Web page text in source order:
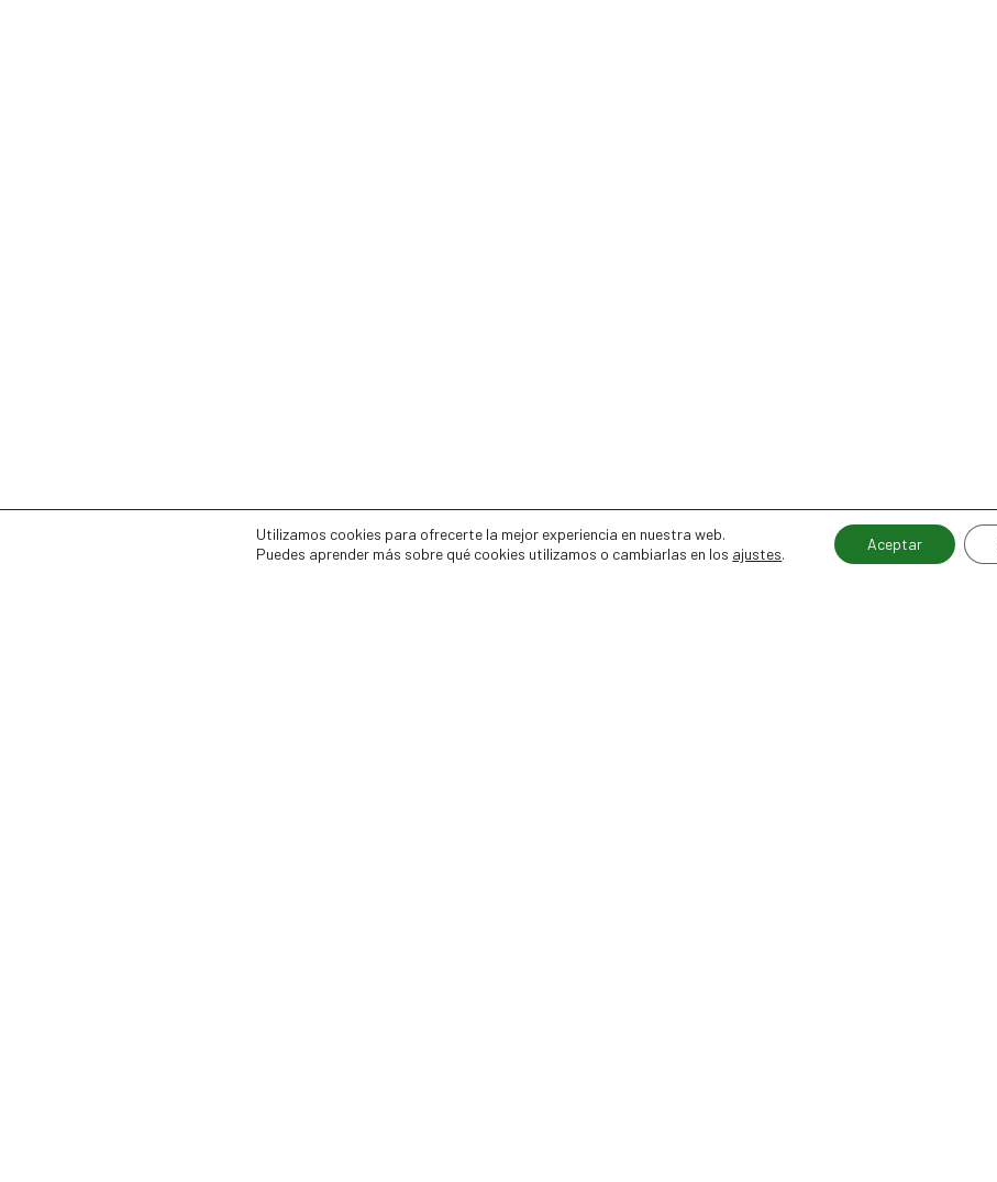
Utilizamos cookies para ofrecerte la mejor experiencia en nuestra web.
Puedes aprender más sobre qué cookies utilizamos o cambiarlas en los ajustes.
Aceptar